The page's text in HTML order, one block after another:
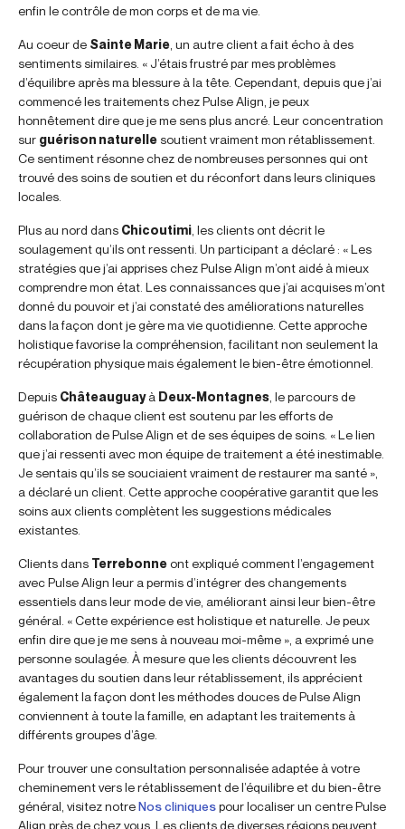
enfin le contrôle de mon corps et de ma vie.
Au coeur de Sainte Marie , un autre client a fait écho à des
sentiments similaires. « J’étais frustré par mes problèmes
d’équilibre après ma blessure à la tête. Cependant, depuis que j’ai
commencé les traitements chez Pulse Align, je peux
honnêtement dire que je me sens plus ancré. Leur concentration
sur guérison naturelle soutient vraiment mon rétablissement.
Ce sentiment résonne chez de nombreuses personnes qui ont
trouvé des soins de soutien et du réconfort dans leurs cliniques
locales.
Plus au nord dans Chicoutimi , les clients ont décrit le
soulagement qu’ils ont ressenti. Un participant a déclaré : « Les
stratégies que j’ai apprises chez Pulse Align m’ont aidé à mieux
comprendre mon état. Les connaissances que j’ai acquises m’ont
donné du pouvoir et j’ai constaté des améliorations naturelles
dans la façon dont je gère ma vie quotidienne. Cette approche
holistique favorise la compréhension, facilitant non seulement la
récupération physique mais également le bien-être émotionnel.
Depuis Châteauguayà Deux-Montagnes , le parcours de
guérison de chaque client est soutenu par les efforts de
collaboration de Pulse Align et de ses équipes de soins. « Le lien
que j’ai ressenti avec mon équipe de traitement a été inestimable.
Je sentais qu’ils se souciaient vraiment de restaurer ma santé »,
a déclaré un client. Cette approche coopérative garantit que les
soins aux clients complètent les suggestions médicales
existantes.
Clients dans Terrebonneont expliqué comment l’engagement
avec Pulse Align leur a permis d’intégrer des changements
essentiels dans leur mode de vie, améliorant ainsi leur bien-être
général. « Cette expérience est holistique et naturelle. Je peux
enfin dire que je me sens à nouveau moi-même », a exprimé une
personne soulagée. À mesure que les clients découvrent les
avantages du soutien dans leur rétablissement, ils apprécient
également la façon dont les méthodes douces de Pulse Align
conviennent à toute la famille, en adaptant les traitements à
différents groupes d’âge.
Pour trouver une consultation personnalisée adaptée à votre
cheminement vers le rétablissement de l’équilibre et du bien-être
général, visitez notreNos cliniquespour localiser un centre Pulse
Align près de chez vous. Les clients de diverses régions peuvent